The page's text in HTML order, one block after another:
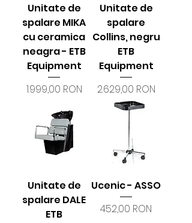
Unitate de
spalare MIKA
cu ceramica
neagra - ETB
Equipment
Preț
1.999,00 RON
Unitate de
spalare
Collins, negru
ETB
Equipment
Preț
2.629,00 RON
Unitate de
spalare DALE
ETB
Ucenic - ASSO
Preț
452,00 RON